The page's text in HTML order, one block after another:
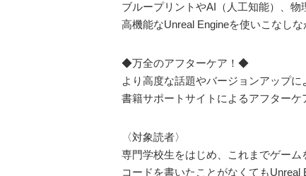
ブループリントやAI（人工知能）、物
高機能なUnreal Engineを使いこなし
◆万全のアフターケア！◆
より高度な話題やバージョンアップ
書籍サポートサイトによるアフターケ
〈対象読者〉
専門学校生をはじめ、これまでゲーム
コードを書いたことがなくてもUnreal